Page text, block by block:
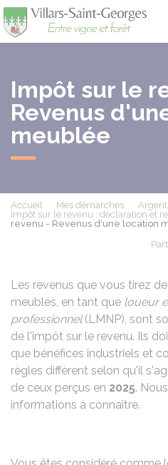
Impôt sur le
Revenus
meublée
Accueil Mes démarches
Impôt sur le revenu : déclaration et
revenu - Revenus d'une location
Les revenus que vous tirez
meublés, en tant que loueur
professionnel (LMNP), sont
de l'impôt sur le revenu. Ils
que bénéfices industriels et
règles diffèrent selon qu'il
de ceux perçus en 2025.
informations à connaître.